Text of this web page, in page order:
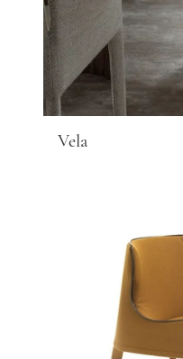
Vela